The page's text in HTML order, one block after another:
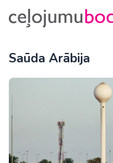
Saūda Arābija